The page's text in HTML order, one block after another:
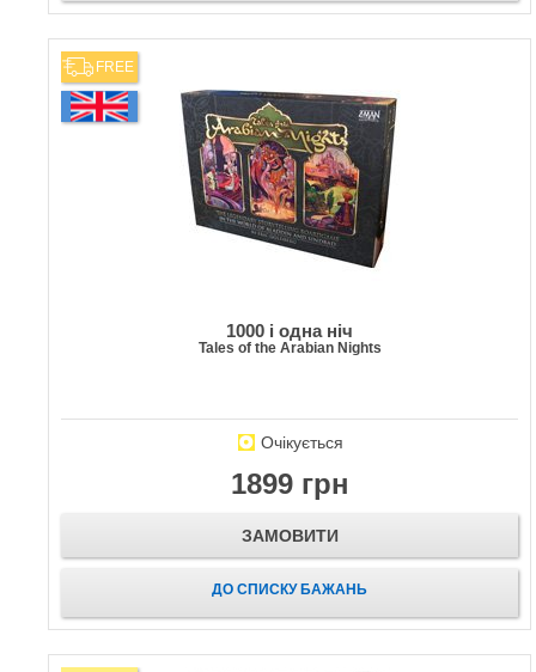
FREE
1000 і одна ніч
Tales of the Arabian Nights
Очікується
1899 грн
ЗАМОВИТИ
ДО СПИСКУ БАЖАНЬ